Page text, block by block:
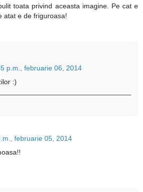
toata privind aceasta imagine. Pe cat e
atat e de friguroasa!
p.m., februarie 06, 2014
:)
februarie 05, 2014